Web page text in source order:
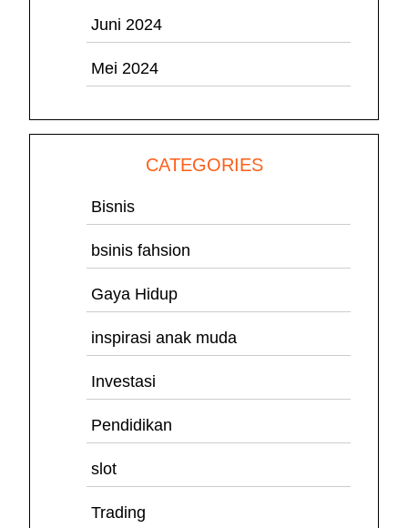
Juni 2024
Mei 2024
CATEGORIES
Bisnis
bsinis fahsion
Gaya Hidup
inspirasi anak muda
Investasi
Pendidikan
slot
Trading